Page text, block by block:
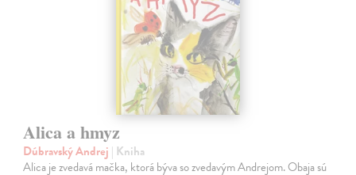
Alica a hmyz
Dúbravský Andrej | Kniha
Alica je zvedavá mačka, ktorá býva so zvedavým Andrejom. Obaja sú